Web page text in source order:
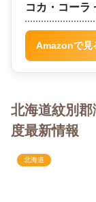
コカ・コーラ
Amazonで見
北海道紋別
度最新情報
北海道